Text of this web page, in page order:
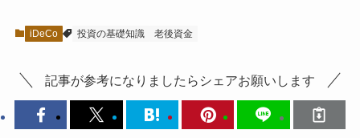
iDeCo 投資の基礎知識 老後資金
記事が参考になりましたらシェアお願いします